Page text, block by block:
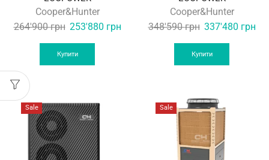
Cooper&Hunter
264'900грн Original
price
was:
253'880 грнCurrent
Купити
Cooper&Hunter
348'590грн Original
price
was:
337'480 грн
Купити
Sale Sale